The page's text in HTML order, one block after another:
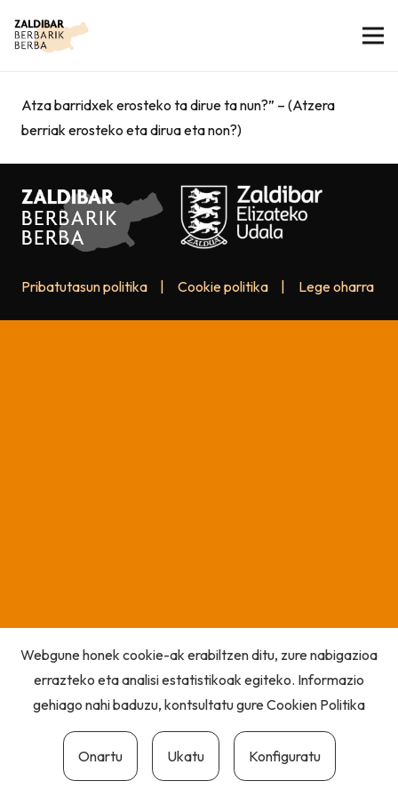
Atza barridxek erosteko ta dirue ta nun?” – (Atzera
berriak erosteko eta dirua eta non?)
Pribatutasun politika Cookie politika Lege oharra
Webgune honek cookie-ak erabiltzen ditu, zure nabigazioa
errazteko eta analisi estatistikoak egiteko. Informazio
gehiago nahi baduzu, kontsultatu gureCookien Politika
Onartu Ukatu Konfiguratu